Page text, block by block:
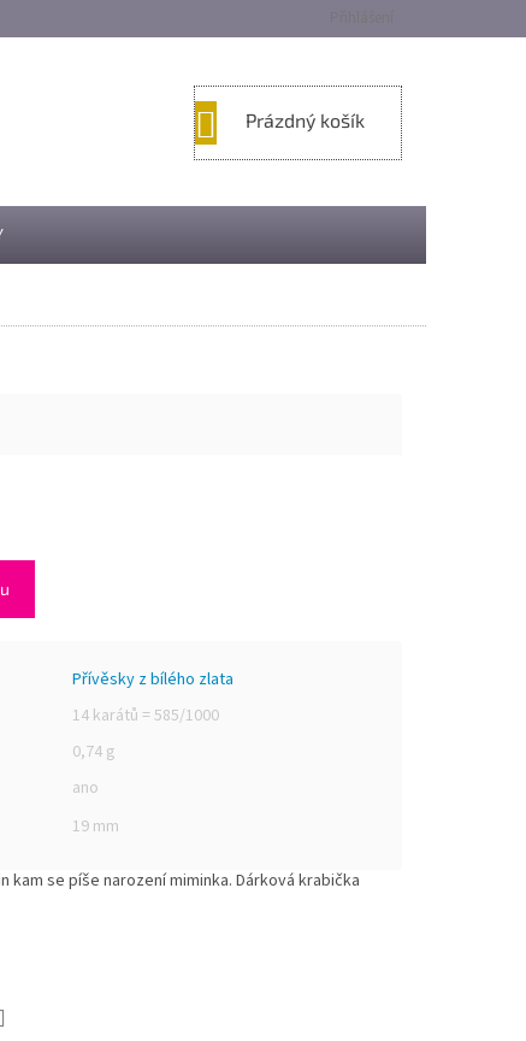
Přihlášení
KOŠÍK
Prázdný košík
Přívěsky z bílého zlata
14 karátů = 585/1000
0,74 g
ano
19 mm
se píše narození miminka. Dárková krabička